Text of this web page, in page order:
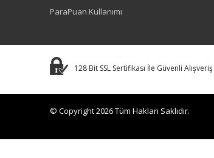
ParaPuan Kullanımı
128 Bit SSL Sertifikası İle Güvenli Alışveriş
© Copyright 2026 Tüm Hakları Saklıdır.